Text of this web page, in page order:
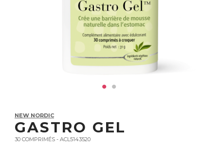
NEW NORDIC
GASTRO GEL
30 COMPRIMÉS - ACL5143520